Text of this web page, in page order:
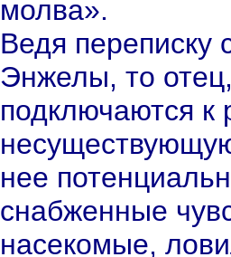
молва».
Ведя переписку
Энжелы, то
подключаются к
нее
снабженные
насекомые,